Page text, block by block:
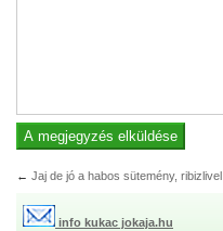
← Jaj de jó a habos sütemény, ribizlivel
info kukac jokaja.hu